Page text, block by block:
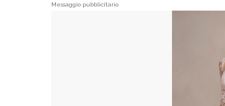
Messaggio pubblicitario